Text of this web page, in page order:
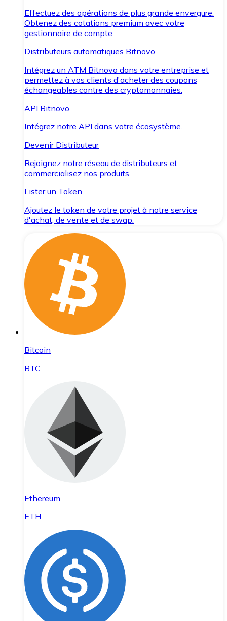
Effectuez des opérations de plus grande envergure.
Obtenez des cotations premium avec votre
gestionnaire de compte.
Distributeurs automatiques Bitnovo
Intégrez un ATM Bitnovo dans votre entreprise et
permettez à vos clients d'acheter des coupons
échangeables contre des cryptomonnaies.
API Bitnovo
Intégrez notre API dans votre écosystème.
Devenir Distributeur
Rejoignez notre réseau de distributeurs et
commercialisez nos produits.
Lister un Token
Ajoutez le token de votre projet à notre service
d'achat, de vente et de swap.
Bitcoin
BTC
Ethereum
ETH